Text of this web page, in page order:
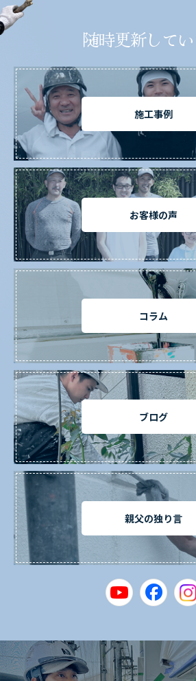
随時更新して
施工事例
お客様の声
コラム
ブログ
親父の独り言